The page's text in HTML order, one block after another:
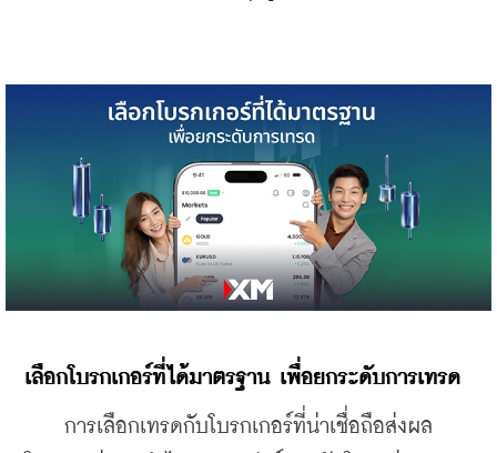
​เลือกโบรกเกอร์ที่ได้มาตรฐาน เพื่อยกระดับการเทรด
การเลือกเทรดกับโบรกเกอร์ที่น่าเชื่อถือส่งผล